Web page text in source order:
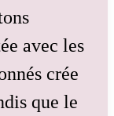
avec les
crée
que le